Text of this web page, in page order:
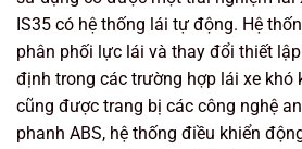
IS35 có hệ thống lái tự động. Hệ
phân phối lực lái và thay đổi thiết
định trong các trường hợp lái xe khó
cũng được trang bị các công nghệ
phanh ABS, hệ thống điều khiển